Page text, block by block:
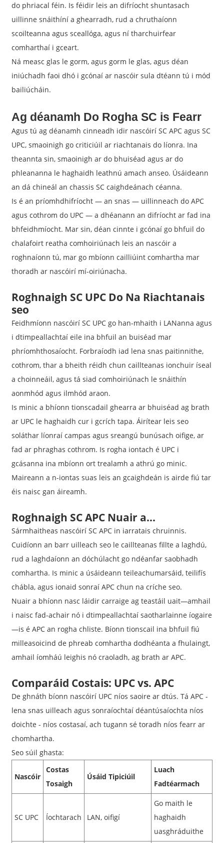
do phriacal féin. Is féidir leis an difríocht shuntasach
uillinne snáithíní a ghearradh, rud a chruthaíonn
scoilteanna agus sceallóga, agus ní tharchuirfear
comharthaí i gceart.
Ná measc glas le gorm, agus gorm le glas, agus déan
iniúchadh faoi dhó i gcónaí ar nascóir sula dtéann tú i mód
bailiúcháin.
Ag déanamh Do Rogha SC is Fearr
Agus tú ag déanamh cinneadh idir nascóirí SC APC agus SC
UPC, smaoinigh go criticiúil ar riachtanais do líonra. Ina
theannta sin, smaoinigh ar do bhuiséad agus ar do
phleananna le haghaidh leathnú amach anseo. Úsáideann
an dá chineál an chassis SC caighdeánach céanna.
Is é an príomhdhifríocht — an snas — uillinneach do APC
agus cothrom do UPC — a dhéanann an difríocht ar fad ina
bhfeidhmíocht. Mar sin, déan cinnte i gcónaí go bhfuil do
chalafoirt reatha comhoiriúnach leis an nascóir a
roghnaíonn tú, mar go mbíonn cailliúint comhartha mar
thoradh ar nascóirí mí-oiriúnacha.
Roghnaigh SC UPC Do Na Riachtanais
seo
Feidhmíonn nascóirí SC UPC go han-mhaith i LANanna agus
i dtimpeallachtaí eile ina bhfuil an buiséad mar
phríomhthosaíocht. Forbraíodh iad lena snas paitinnithe,
cothrom, thar a bheith réidh chun caillteanas ionchuir íseal
a choinneáil, agus tá siad comhoiriúnach le snáithín
aonmhód agus ilmhód araon.
Is minic a bhíonn tionscadail ghearra ar bhuiséad ag brath
ar UPC le haghaidh cur i gcrích tapa. Áirítear leis seo
soláthar líonraí campas agus sreangú bunúsach oifige, ar
fad ar phraghas cothrom. Is rogha iontach é UPC i
gcásanna ina mbíonn ort trealamh a athrú go minic.
Maireann a n-iontas suas leis an gcaighdeán is airde fiú tar
éis naisc gan áireamh.
Roghnaigh SC APC Nuair a...
Sármhaitheas nascóirí SC APC in iarratais chruinnis.
Cuidíonn an barr uilleach seo le caillteanas fillte a laghdú,
rud a laghdaíonn an dóchúlacht go ndéanfar saobhadh
comhartha. Is minic a úsáideann teileachumarsáid, teilifís
chábla, agus ionaid sonraí APC chun na críche seo.
Nuair a bhíonn nasc láidir carraige ag teastáil uait—amhail
i naisc fad-achair nó i dtimpeallachtaí saotharlainne íogaire
—is é APC an rogha chliste. Bíonn tionscail ina bhfuil fiú
milleasoicind de phreab comhartha dodhéanta a fhulaingt,
amhail íomháú leighis nó craoladh, ag brath ar APC.
Comparáid Costais: UPC vs. APC
De ghnáth bíonn nascóirí UPC níos saoire ar dtús. Tá APC -
lena snas uilleach agus sonraíochtaí déantúsaíochta níos
doichte - níos costasaí, ach tugann sé toradh níos fearr ar
chomhartha.
Seo súil ghasta:
Nascóir
Costas
Tosaigh
Úsáid Tipiciúil
Luach
Fadtéarmach
SC UPC Íochtarach LAN, oifigí
Go maith le
haghaidh
uasghráduithe